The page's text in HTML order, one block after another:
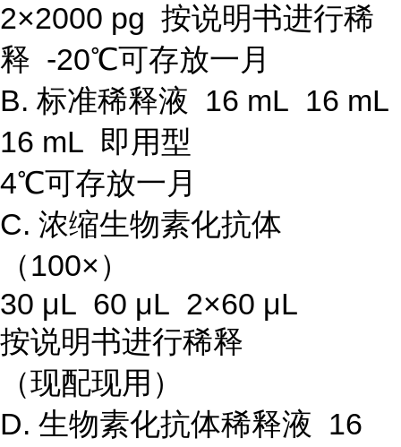
2×2000 pg 按说明书进行稀
释 -20℃可存放一月
B. 标准稀释液 16 mL 16 mL
16 mL 即用型
4℃可存放一月
C. 浓缩生物素化抗体
（100×）
30 μL 60 μL 2×60 μL
按说明书进行稀释
（现配现用）
D. 生物素化抗体稀释液 16